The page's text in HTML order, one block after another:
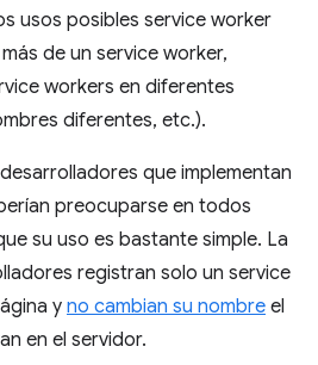
usos posibles service worker
de un service worker,
workers en diferentes
diferentes, etc.).
que implementan
preocuparse en todos
su uso es bastante simple. La
registran solo un service
y no cambian su nombre el
en el servidor.